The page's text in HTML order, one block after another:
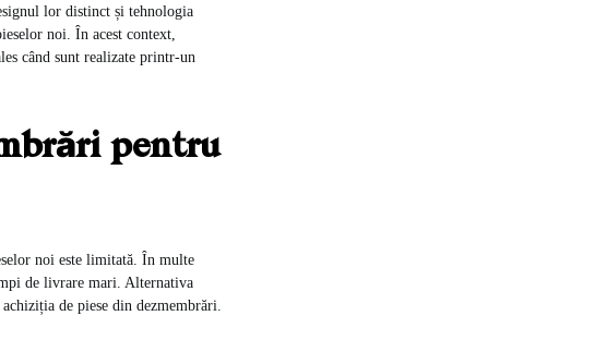
lor distinct și tehnologia
noi. În acest context,
când sunt realizate printr-un
pentru
noi este limitată. În multe
de livrare mari. Alternativa
de piese din dezmembrări.